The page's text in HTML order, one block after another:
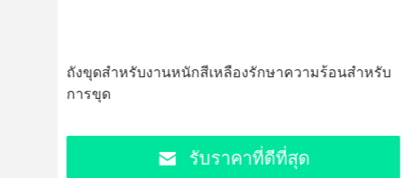
ถังขุดสำหรับงานหนักสีเหลืองรักษาความร้อนสำหรับ
การขุด
รับราคาที่ดีที่สุด